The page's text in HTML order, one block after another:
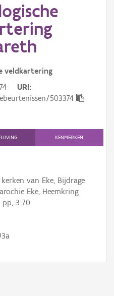
veldkartering
URI
503374
KENMERKEN
van Eke, Bijdrage
Eke, Heemkring
pp, 3-70